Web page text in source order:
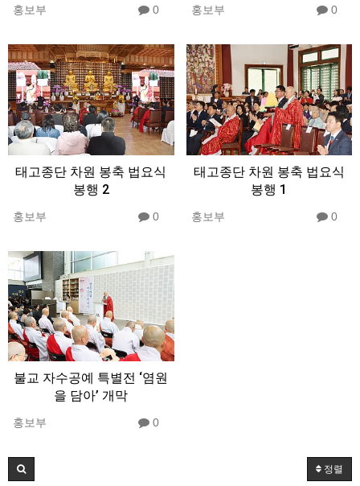
홍보부 0 홍보부 0
태고종단 차원 봉축 법요식
봉행 2
홍보부 0
태고종단 차원 봉축 법요식
봉행 1
홍보부 0
불교 자수공예 특별전 ‘염원
을 담아’ 개막
홍보부 0
정렬